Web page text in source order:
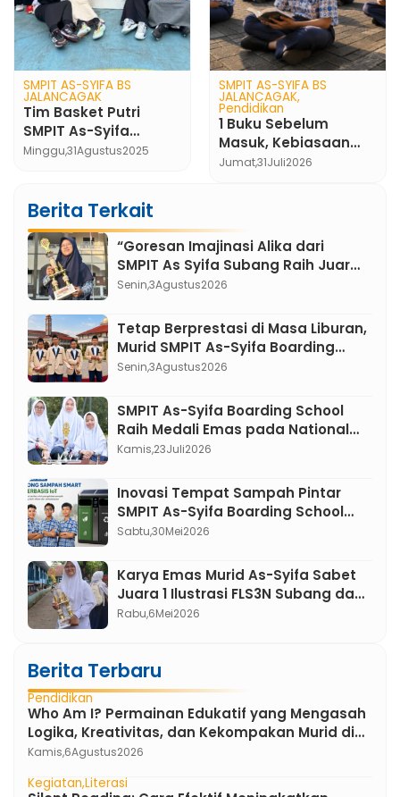
Informasi
INFORMASI DAFTAR
ULANG MURID TAHUN
PELAJARAN 2020/2021
Selasa, 10Maret2020
Informasi
SMPIT AS-SYIFA BS
JALANCAGAK
Hasil TKA SMPIT As-
Syifa Lampaui Rata-
Rata Jawa Barat dan
Sabtu,30Mei2026
Berita Terkait
“Goresan Imajinasi Alika dari
SMPIT As Syifa Subang Raih Juara
3 cabang Ilustrasi lomba FLS3N
Senin,3Agustus2026
Tetap Berprestasi di Masa Liburan,
Murid SMPIT As-Syifa Boarding
School Jalancagak Raih Medali di
Senin,3Agustus2026
SMPIT As-Syifa Boarding School
Raih Medali Emas pada National
Invention Competition for Young
Kamis,23Juli2026
Inovasi Tempat Sampah Pintar
SMPIT As-Syifa Boarding School
Resmi Mendapat Hak Cipta
Sabtu,30Mei2026
Karya Emas Murid As-Syifa Sabet
Juara 1 Ilustrasi FLS3N Subang dan
Melaju ke Provinsi
Rabu,6Mei2026
Berita Terbaru
Pendidikan
Who Am I? Permainan Edukatif yang Mengasah
Logika, Kreativitas, dan Kekompakan Murid di
SMPIT As-Syifa Boarding School
Kamis,6Agustus2026
Kegiatan Literasi